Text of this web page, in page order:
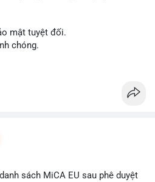
mật tuyệt đối.
chóng.
sách MiCA EU sau phê duyệt